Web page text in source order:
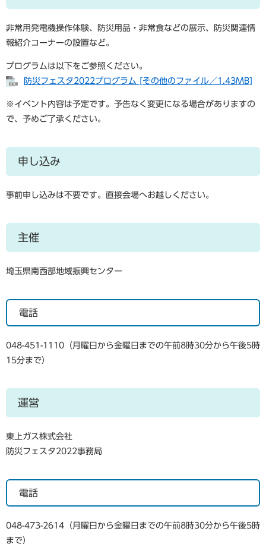
非常用発電機操作体験、防災用品・非常食などの展示、防災関連情
報紹介コーナーの設置など。
プログラムは以下をご参照ください。
防災フェスタ2022プログラム [その他のファイル／1.43MB]
※イベント内容は予定です。予告なく変更になる場合がありますの
で、予めご了承ください。
申し込み
事前申し込みは不要です。直接会場へお越しください。
主催
埼玉県南西部地域振興センター
電話
048-451-1110（月曜日から金曜日までの午前8時30分から午後5時
15分まで）
運営
東上ガス株式会社
防災フェスタ2022事務局
電話
048-473-2614（月曜日から金曜日までの午前8時30分から午後5時
まで）